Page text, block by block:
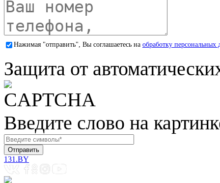
Нажимая "отправить", Вы соглашаетесь на обработку персональных
Защита от
Введите слово на
131.BY